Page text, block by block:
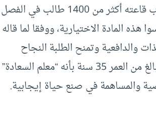
يدرس هذه المادة حول علم النفس الإيجابي “بن شاهار” وتجذب قاعته أكثر من 1400 طالب في الفصل
وأن درسوا هذه المادة الاختيارية، ووفقا لما قاله
والدافعية وتمنح الطلبة النجاح
ومواجهة الحياة بمتعة أكبر، ولقد أُطلِق على المعلم بن شاهار البالغ من العمر 35 سنة بأنه “معلم السعادة”